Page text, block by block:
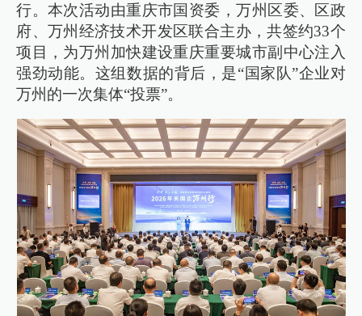
行。本次活动由重庆市国资委，万州区委、区政
府、万州经济技术开发区联合主办，共签约33个
项目，为万州加快建设重庆重要城市副中心注入
强劲动能。这组数据的背后，是“国家队”企业对
万州的一次集体“投票”。